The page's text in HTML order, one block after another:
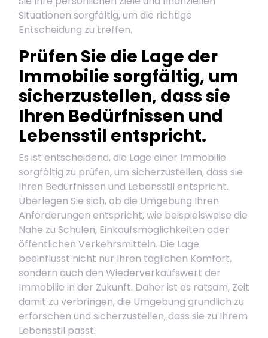
Situationen sorgfältig, um die richtige
Entscheidung zu treffen.
Prüfen Sie die Lage der
Immobilie sorgfältig, um
sicherzustellen, dass sie
Ihren Bedürfnissen und
Lebensstil entspricht.
Es ist entscheidend, die Lage einer Immobilie
sorgfältig zu prüfen, um sicherzustellen, dass sie
Ihren Bedürfnissen und Lebensstil entspricht.
Überlegen Sie sich, ob die Umgebung Ihren
Anforderungen entspricht, wie beispielsweise die
Nähe zu Schulen, Einkaufsmöglichkeiten oder
öffentlichen Verkehrsmitteln. Die Lage
beeinflusst nicht nur Ihren täglichen Komfort,
sondern auch den Wiederverkaufswert der
Immobilie in der Zukunft. Daher ist es ratsam, Zeit
damit zu verbringen, die Umgebung gründlich zu
erforschen und sicherzustellen, dass sie zu Ihrem
Lebensstil passt.